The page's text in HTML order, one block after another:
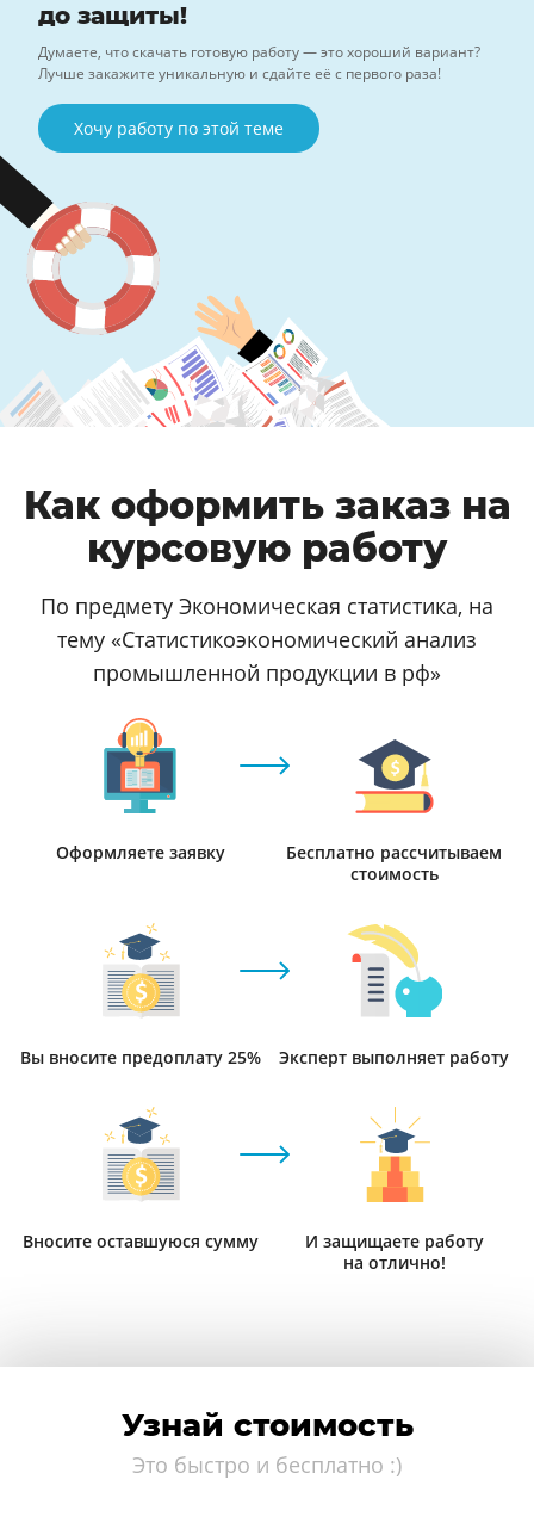
до защиты!
Думаете, что скачать готовую работу — это хороший вариант?
Лучше закажите уникальную и сдайте её с первого раза!
Хочу работу по этой теме
Как оформить заказ на
курсовую работу
По предмету Экономическая статистика, на
тему «Статистикоэкономический анализ
промышленной продукции в рф»
Оформляете заявку
Бесплатно рассчитываем
стоимость
Вы вносите предоплату 25% Эксперт выполняет работу
Вносите оставшуюся сумму
И защищаете работу
на отлично!
Узнай стоимость
Это быстро и бесплатно :)